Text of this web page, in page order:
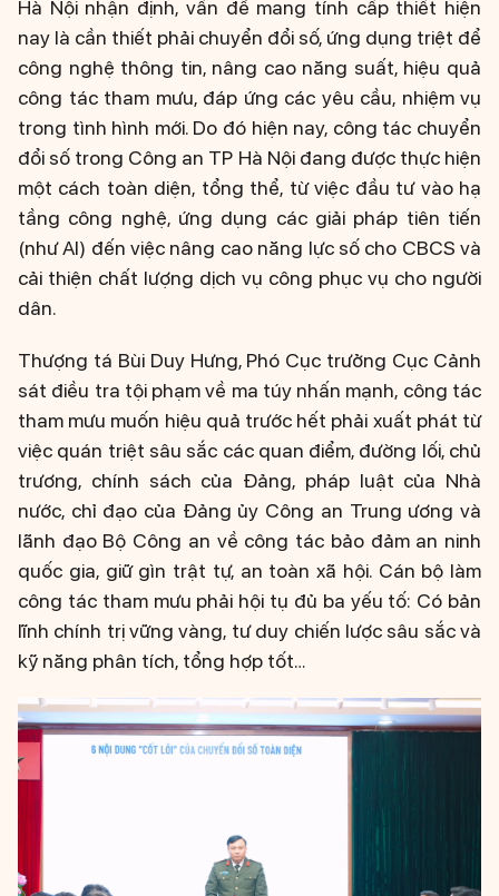
Hà Nội nhận định, vấn đề mang tính cấp thiết hiện
nay là cần thiết phải chuyển đổi số, ứng dụng triệt để
công nghệ thông tin, nâng cao năng suất, hiệu quả
công tác tham mưu, đáp ứng các yêu cầu, nhiệm vụ
trong tình hình mới. Do đó hiện nay, công tác chuyển
đổi số trong Công an TP Hà Nội đang được thực hiện
một cách toàn diện, tổng thể, từ việc đầu tư vào hạ
tầng công nghệ, ứng dụng các giải pháp tiên tiến
(như AI) đến việc nâng cao năng lực số cho CBCS và
cải thiện chất lượng dịch vụ công phục vụ cho người
dân.
Thượng tá Bùi Duy Hưng, Phó Cục trưởng Cục Cảnh
sát điều tra tội phạm về ma túy nhấn mạnh, công tác
tham mưu muốn hiệu quả trước hết phải xuất phát từ
việc quán triệt sâu sắc các quan điểm, đường lối, chủ
trương, chính sách của Đảng, pháp luật của Nhà
nước, chỉ đạo của Đảng ủy Công an Trung ương và
lãnh đạo Bộ Công an về công tác bảo đảm an ninh
quốc gia, giữ gìn trật tự, an toàn xã hội. Cán bộ làm
công tác tham mưu phải hội tụ đủ ba yếu tố: Có bản
lĩnh chính trị vững vàng, tư duy chiến lược sâu sắc và
kỹ năng phân tích, tổng hợp tốt…